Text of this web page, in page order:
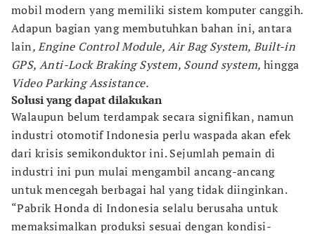
mobil modern yang memiliki sistem komputer canggih.
Adapun bagian yang membutuhkan bahan ini, antara
lain, Engine Control Module, Air Bag System, Built-in
GPS, Anti-Lock Braking System, Sound system, hingga
Video Parking Assistance.
Solusi yang dapat dilakukan
Walaupun belum terdampak secara signifikan, namun
industri otomotif Indonesia perlu waspada akan efek
dari krisis semikonduktor ini. Sejumlah pemain di
industri ini pun mulai mengambil ancang-ancang
untuk mencegah berbagai hal yang tidak diinginkan.
“Pabrik Honda di Indonesia selalu berusaha untuk
memaksimalkan produksi sesuai dengan kondisi-